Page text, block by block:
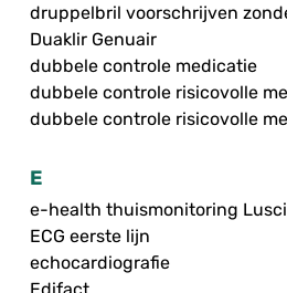
druppelbril voorschrijven
Duaklir Genuair
dubbele controle medicatie
dubbele controle risicovolle
dubbele controle risicovolle
E
e-health thuismonitoring
ECG eerste lijn
echocardiografie